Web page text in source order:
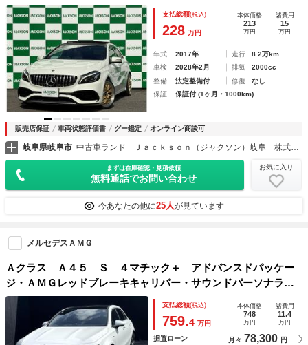
ＡＷ ＡｐｐｌｅＣａｒＰｌａｙ ＡＭＧダイナミックセレク
ト 純正ナビ Ｂｌｕｅｔｏｏｔｈ バックカメラ シートヒ
ーター
支払総額(税込)
228 万円
本体価格
213
万円
諸費用
15
万円
年式 2017年 走行
8.2万km
車検
2028年2月 排気
2000cc
整備
法定整備付 修復
なし
保証
保証付 (1ヶ月・1000km)
販売店保証 車両状態評価書 グー鑑定 オンライン商談可
岐阜県岐阜市 中古車ランド Ｊａｃｋｓｏｎ（ジャクソン）岐阜 株式会社ＮＧＴ
まずは在庫確認・見積依頼
無料通話でお問い合わせ
お気に入り
今あなたの他に25人が見ています
メルセデスＡＭＧ
Ａクラス Ａ４５ Ｓ ４マチック＋ アドバンスドパッケー
ジ・ＡＭＧレッドブレーキキャリパー・サウンドパーソナライ
ゼーション機能・３６０度カメラシステム・パノラミックスラ
イディングルーフ・ヘッドアップディスプレイ・ブランドロゴ
プロジェクタ
支払総額(税込)
759.4 万円
本体価格
748
万円
諸費用
11.4
万円
据置ローン 月々 78,300 円